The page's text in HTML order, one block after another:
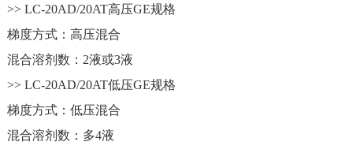
>> LC-20AD/20AT高压GE规格
梯度方式：高压混合
混合溶剂数：2液或3液
>> LC-20AD/20AT低压GE规格
梯度方式：低压混合
混合溶剂数：多4液